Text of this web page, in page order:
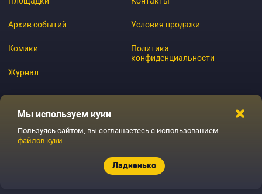
Архив событий
Комики
Журнал
Условия продажи
Политика
конфиденциальности
Мы используем куки
Пользуясь сайтом, вы соглашаетесь с использованием
файлов куки
Ладненько